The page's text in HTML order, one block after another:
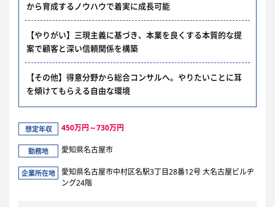
から育成するノウハウで着実に成長可能
【やりがい】三現主義に基づき、本業を良くする本質的な提
案で顧客と深い信頼関係を構築
【その他】得意分野から総合コンサルへ。やりたいことに耳
を傾けてもらえる自由な環境
想定年収 450万円～730万円
勤務地 愛知県名古屋市
企業所在地
愛知県名古屋市中村区名駅3丁目28番12号 大名古屋ビルヂ
ング24階